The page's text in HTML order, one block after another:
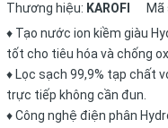
Thương hiệu: KAROFI Mã
♦ Tạo nước ion kiềm giàu
tốt cho tiêu hóa và chống
♦ Lọc sạch 99,9% tạp chất
trực tiếp không cần đun.
♦ Công nghệ điện phân